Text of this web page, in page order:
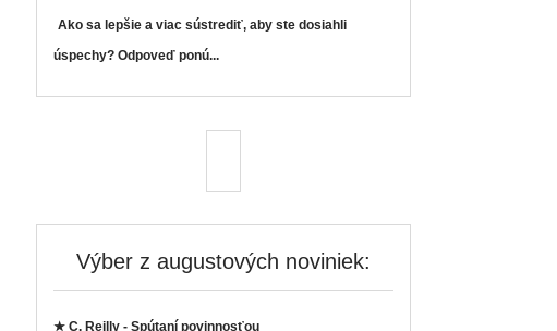
Ako sa lepšie a viac sústrediť, aby ste dosiahli
úspechy? Odpoveď ponú...
Výber z augustových noviniek:
★ C. Reilly - Spútaní povinnosťou